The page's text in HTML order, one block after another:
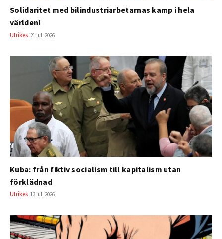
Solidaritet med bilindustriarbetarnas kamp i hela
världen!
Utrikes 21 juli 2026
Kuba: från fiktiv socialism till kapitalism utan
förklädnad
Utrikes 13 juli 2026